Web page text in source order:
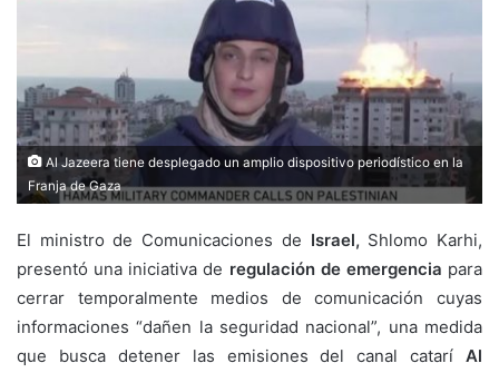
Al Jazeera tiene desplegado un amplio dispositivo periodístico en la
Franja de Gaza
El ministro de Comunicaciones de Israel, Shlomo Karhi,
presentó una iniciativa de regulación de emergencia para
cerrar temporalmente medios de comunicación cuyas
informaciones “dañen la seguridad nacional”, una medida
que busca detener las emisiones del canal catarí Al